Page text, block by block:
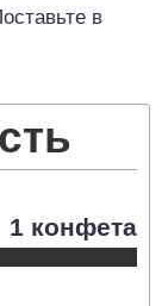
в
1 конфета